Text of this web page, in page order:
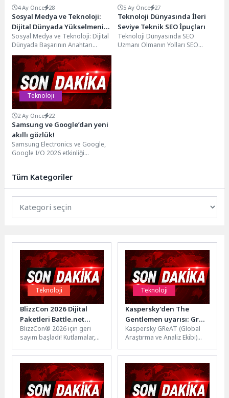
4 Ay Önce 28
Sosyal Medya ve Teknoloji:
Dijital Dünyada Yükselmenin
Sırrı
Sosyal Medya ve Teknoloji: Dijital
Dünyada Başarının Anahtarı
Sosyal medya ve teknoloji
günümüz dijital dünyasında...
5 Ay Önce 27
Teknoloji Dünyasında İleri
Seviye Teknik SEO İpuçları
Teknoloji Dünyasında SEO
Uzmanı Olmanın Yolları SEO
Teknoloji
2 Ay Önce 22
Samsung ve Google’dan yeni
akıllı gözlük!
Samsung Electronics ve Google,
Google I/O 2026 etkinliği
Tüm Kategoriler
Teknoloji
BlizzCon 2026 Dijital
Paketleri Battle.net
Mağazası’nda Satışa
Sunuldu!
BlizzCon® 2026 için geri
sayım başladı! Kutlamalar,
hayvanlar, itemler, kostümler
ve çok...
Teknoloji
Kaspersky’den The
Gentlemen uyarısı: Grup
yeni zararlı yazılımlarla
operasyonlarını
genişletiyor
Kaspersky GReAT (Global
Araştırma ve Analiz Ekibi)
"The Gentlemen" fidye
yazılımı grubuna...